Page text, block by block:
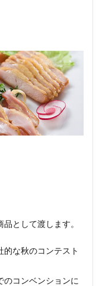
リ
ックブルスト
ト
コン
として渡します。
な秋のコンテスト
のコンベンションに